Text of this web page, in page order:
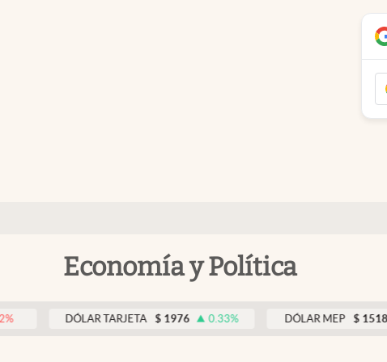
Economía y Política
DÓLAR TARJETA $ 1976 0.33% DÓLAR MEP $ 1518,45